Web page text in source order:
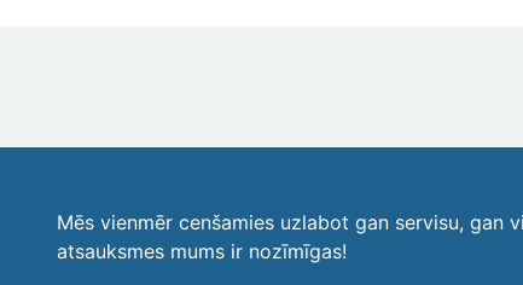
Mēs vienmēr cenšamies uzlabot gan servisu, gan
atsauksmes mums ir nozīmīgas!